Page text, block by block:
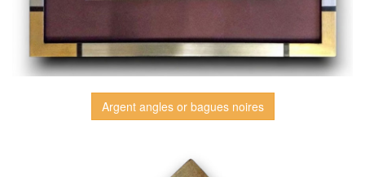
Argent angles or bagues noires